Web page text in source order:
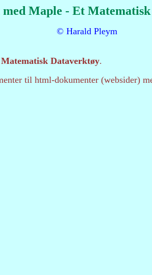
Maple - Et
© Harald Pleym
Dataverktøy.
til html-dokumenter (websider)